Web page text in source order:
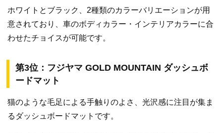
ホワイトとブラック、2種類のカラーバリエーションが用
意されており、車のボディカラー・インテリアカラーに合
わせたチョイスが可能です。
第3位：フジヤマ GOLD MOUNTAIN ダッシュボ
ードマット
猫のような毛足による手触りのよさ、光沢感に注目が集ま
るダッシュボードマットです。